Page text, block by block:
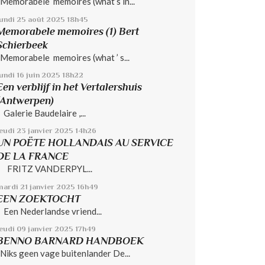
25 août 2025 18h45
memoires (1) Bert
memoires (what ’ s...
16 juin 2025 18h22
verblijf in het Vertalershuis
Baudelaire ,...
23 janvier 2025 14h26
POËTE HOLLANDAIS AU SERVICE
LA FRANCE
VANDERPYL...
21 janvier 2025 16h49
ZOEKTOCHT
Nederlandse vriend...
09 janvier 2025 17h49
BARNARD HANDBOEK
geen vage buitenlander De...